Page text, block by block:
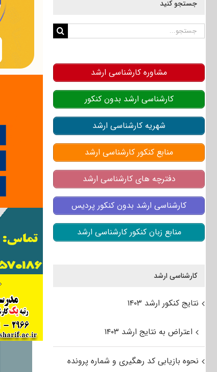
جستجو کنید
جستجو
مشاوره کارشناسی ارشد
کارشناسی ارشد بدون کنکور
شهریه کارشناسی ارشد
منابع کنکور کارشناسی ارشد
دفترچه های کارشناسی ارشد
کارشناسی ارشد بدون کنکور پردیس
منابع زبان کنکور کارشناسی ارشد
کارشناسی ارشد
نتایج کنکور ارشد ۱۴۰۳
اعتراض به نتایج ارشد ۱۴۰۳
نحوه بازیابی کد رهگیری و شماره پرونده